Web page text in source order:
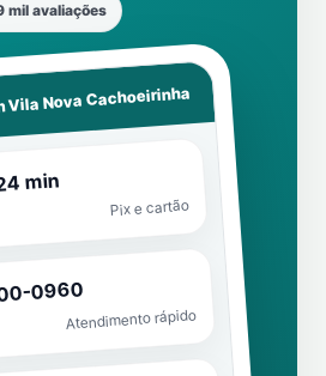
mil avaliações
Vila Nova Cachoeirinha
min
Pix e cartão
0960
Atendimento rápido